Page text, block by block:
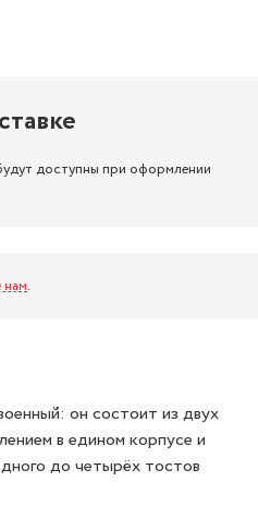
доступны при оформлении
нам.
он состоит из двух
в едином корпусе и
до четырёх тостов